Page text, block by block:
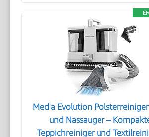
Media Evolution
und Nassauger –
Teppichreiniger und